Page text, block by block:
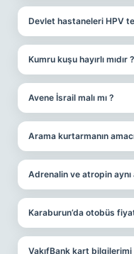
Devlet hastaneleri HPV
Kumru kuşu hayırlı mıdır ?
Avene İsrail malı mı ?
Arama kurtarmanın
Adrenalin ve atropin aynı
Karaburun’da otobüs
VakıfBank kart bilgilerimi